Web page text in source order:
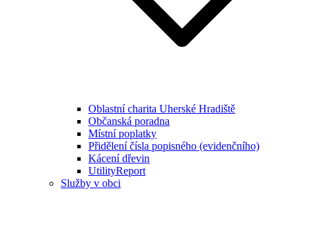
Oblastní charita Uherské Hradiště
Občanská poradna
Místní poplatky
Přidělení čísla popisného (evidenčního)
Kácení dřevin
UtilityReport
Služby v obci